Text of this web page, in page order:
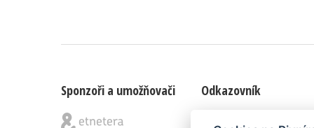
Sponzoři a umožňovači Odkazovník
Blog| Nápady & připomínky